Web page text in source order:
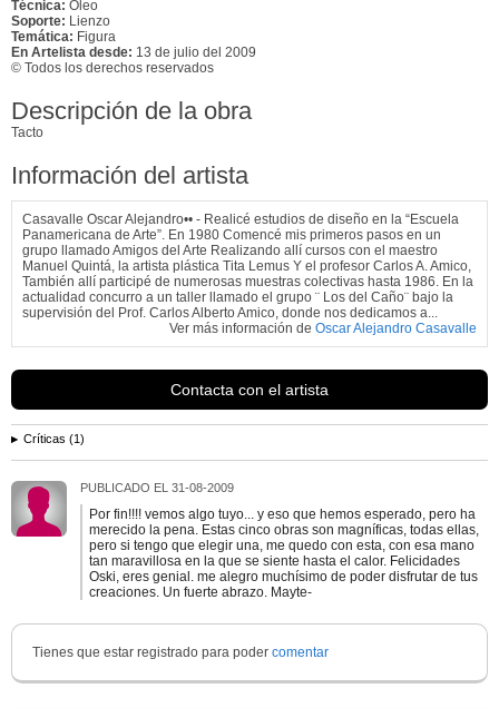
Técnica: Óleo
Soporte: Lienzo
Temática: Figura
En Artelista desde: 13 de julio del 2009
© Todos los derechos reservados
Descripción de la obra
Tacto
Información del artista
Casavalle Oscar Alejandro•• - Realicé estudios de diseño en la “Escuela
Panamericana de Arte”. En 1980 Comencé mis primeros pasos en un
grupo llamado Amigos del Arte Realizando allí cursos con el maestro
Manuel Quintá, la artista plástica Tita Lemus Y el profesor Carlos A. Amico,
También allí participé de numerosas muestras colectivas hasta 1986. En la
actualidad concurro a un taller llamado el grupo ¨ Los del Caño¨ bajo la
supervisión del Prof. Carlos Alberto Amico, donde nos dedicamos a...
Ver más información de Oscar Alejandro Casavalle
Contacta con el artista
Críticas (1)
PUBLICADO EL 31-08-2009
Por fin!!!! vemos algo tuyo... y eso que hemos esperado, pero ha
merecido la pena. Estas cinco obras son magníficas, todas ellas,
pero si tengo que elegir una, me quedo con esta, con esa mano
tan maravillosa en la que se siente hasta el calor. Felicidades
Oski, eres genial. me alegro muchísimo de poder disfrutar de tus
creaciones. Un fuerte abrazo. Mayte-
Tienes que estar registrado para poder comentar